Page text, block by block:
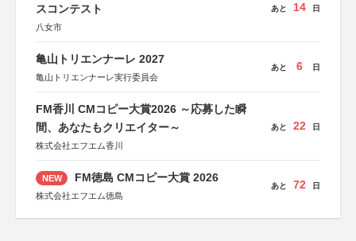
スコンテスト
八女市
あと 14 日
亀山トリエンナーレ 2027
亀山トリエンナーレ実行委員会
あと 6 日
FM香川 CMコピー大賞2026 ～応募した瞬
間、あなたもクリエイター～
株式会社エフエム香川
あと 22 日
NEW FM徳島 CMコピー大賞 2026
株式会社エフエム徳島
あと 72 日